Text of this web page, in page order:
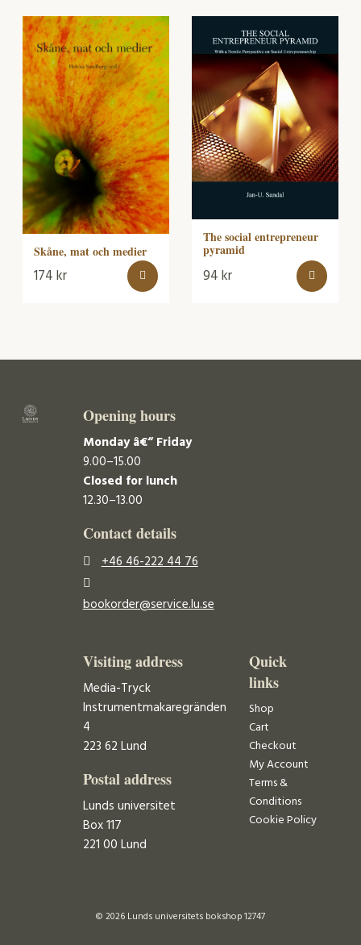
Skåne, mat och medier
174kr
The social entrepreneur
pyramid
94kr
Opening hours
Monday â€“ Friday
9.00–15.00
Closed for lunch
12.30–13.00
Contact details
+46 46-222 44 76
bookorder@service.lu.se
Visiting address
Media-Tryck
Instrumentmakaregränden
4
223 62 Lund
Postal address
Lunds universitet
Box 117
221 00 Lund
Quick
links
Shop
Cart
Checkout
My Account
Terms &
Conditions
Cookie Policy
© 2026 Lunds universitets bokshop 12747